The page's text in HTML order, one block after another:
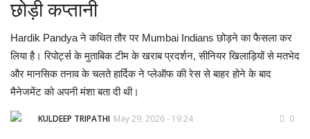
Contact Us
Subscribe
छोड़ी कप्तानी
Hardik Pandya ने कथित तौर पर Mumbai Indians छोड़ने का फैसला कर
लिया है। रिपोर्ट्स के मुताबिक टीम के खराब प्रदर्शन, सीनियर खिलाड़ियों से मतभेद
और मानसिक तनाव के चलते हार्दिक ने प्लेऑफ की रेस से बाहर होने के बाद
मैनेजमेंट को अपनी मंशा बता दी थी।
KULDEEP TRIPATHI May 29, 2026 - 19:24 0